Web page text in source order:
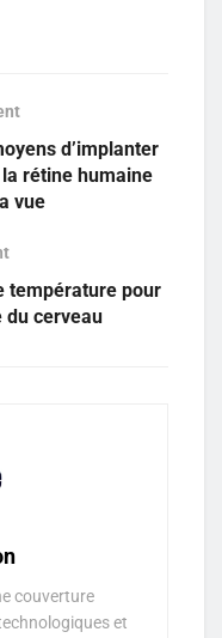
d’implanter
rétine humaine
vue
température pour
du cerveau
couverture
et